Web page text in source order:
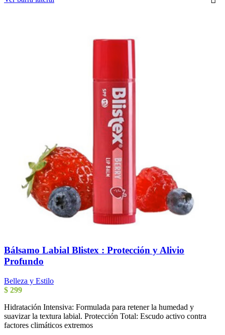
Bálsamo Labial Blistex : Protección y Alivio
Profundo
Belleza y Estilo
$ 299
Hidratación Intensiva: Formulada para retener la humedad y
suavizar la textura labial. Protección Total: Escudo activo contra
factores climáticos extremos